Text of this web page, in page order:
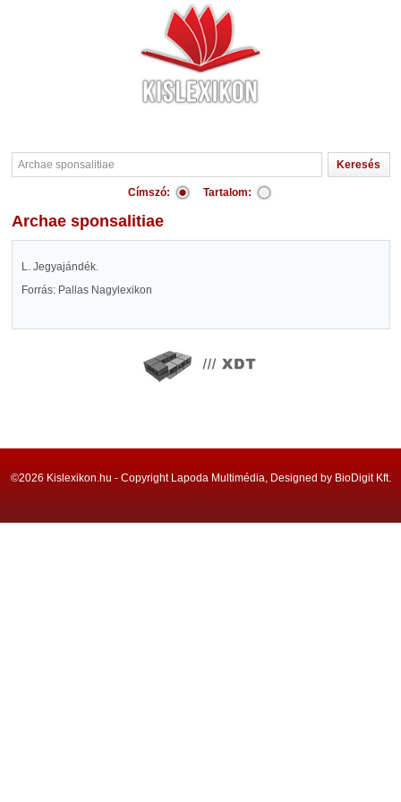
Címszó: Tartalom:
Archae sponsalitiae
L. Jegyajándék.
Forrás: Pallas Nagylexikon
©2026 Kislexikon.hu - Copyright Lapoda Multimédia, Designed by BioDigit Kft.